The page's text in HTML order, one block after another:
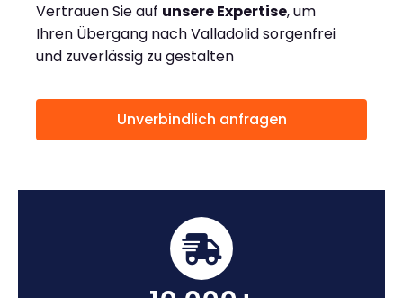
Vertrauen Sie auf unsere Expertise, um
Ihren Übergang nach Valladolid sorgenfrei
und zuverlässig zu gestalten
Unverbindlich anfragen